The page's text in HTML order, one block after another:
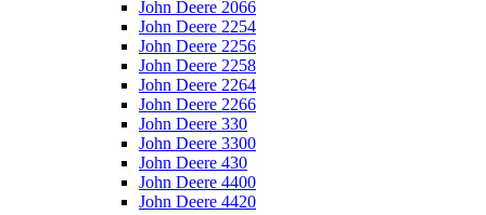
John Deere 2066
John Deere 2254
John Deere 2256
John Deere 2258
John Deere 2264
John Deere 2266
John Deere 330
John Deere 3300
John Deere 430
John Deere 4400
John Deere 4420